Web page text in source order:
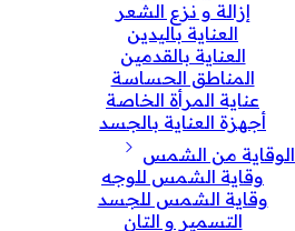
إزالة و نزع الشعر
العناية باليدين
العناية بالقدمين
المناطق الحساسة
عناية المرأة الخاصة
أجهزة العناية بالجسد
الوقاية من الشمس
وقاية الشمس للوجه
وقاية الشمس للجسد
التسمير و التان